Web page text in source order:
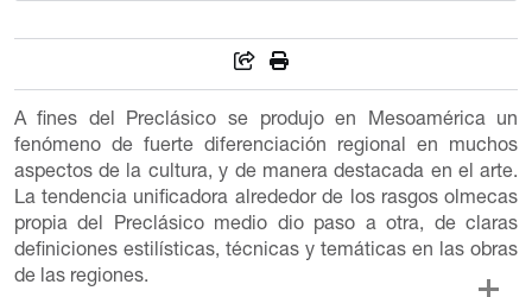
A fines del Preclásico se produjo en Mesoamérica un
fenómeno de fuerte diferenciación regional en muchos
aspectos de la cultura, y de manera destacada en el arte.
La tendencia unificadora alrededor de los rasgos olmecas
propia del Preclásico medio dio paso a otra, de claras
definiciones estilísticas, técnicas y temáticas en las obras
de las regiones.